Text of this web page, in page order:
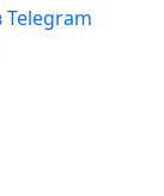
Telegram